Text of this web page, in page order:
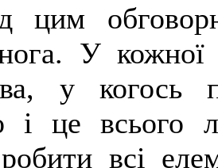
цим
У
у когось
і це всього
всі